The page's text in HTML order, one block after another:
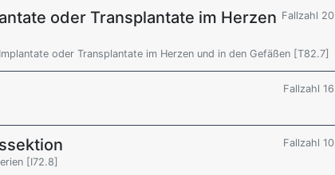
oder Transplantate im Herzen Fallzahl 20
oder Transplantate im Herzen und in den Gefäßen [T82.7]
Fallzahl 16
Fallzahl 10
[I72.8]